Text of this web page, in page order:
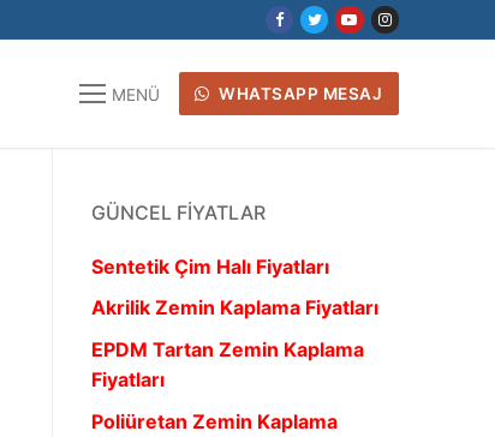
MENÜ WHATSAPP MESAJ
GÜNCEL FIYATLAR
Sentetik Çim Halı Fiyatları
Akrilik Zemin Kaplama Fiyatları
EPDM Tartan Zemin Kaplama
Fiyatları
Poliüretan Zemin Kaplama